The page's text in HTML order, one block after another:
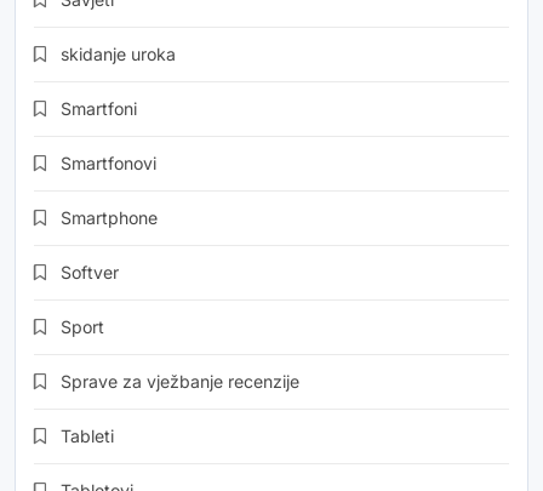
skidanje uroka
Smartfoni
Smartfonovi
Smartphone
Softver
Sport
Sprave za vježbanje recenzije
Tableti